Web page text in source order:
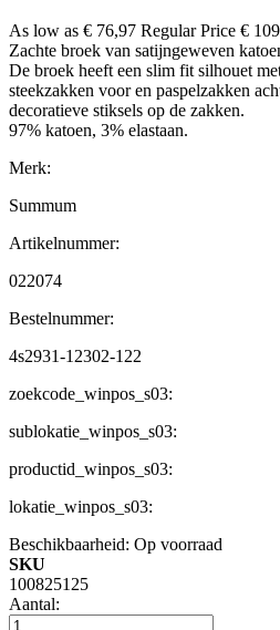
As low as € 76,97 Regular Price €
Zachte broek van satijngeweven
De broek heeft een slim fit silhouet
steekzakken voor en paspelzakken
decoratieve stiksels op de zakken.
97% katoen, 3% elastaan.
Merk:
Summum
Artikelnummer:
022074
Bestelnummer:
4s2931-12302-122
zoekcode_winpos_s03:
sublokatie_winpos_s03:
productid_winpos_s03:
lokatie_winpos_s03:
Beschikbaarheid: Op voorraad
SKU
100825125
Aantal: